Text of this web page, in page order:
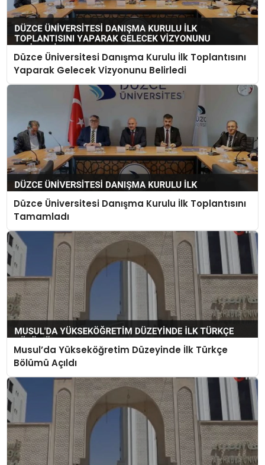
Düzce Üniversitesi Danışma Kurulu İlk Toplantısını
Yaparak Gelecek Vizyonunu Belirledi
Düzce Üniversitesi Danışma Kurulu İlk Toplantısını
Tamamladı
Musul’da Yükseköğretim Düzeyinde İlk Türkçe
Bölümü Açıldı